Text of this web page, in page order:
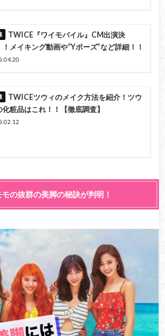
TWICE『ワイモバイル』CM出演決
！メイキング動画や“Yポーズ”など詳細！！
TWICEツウィのメイク方法を紹介！ツウ
化粧品はこれ！！【徹底調査】
の抜群の美脚の秘訣が判明！